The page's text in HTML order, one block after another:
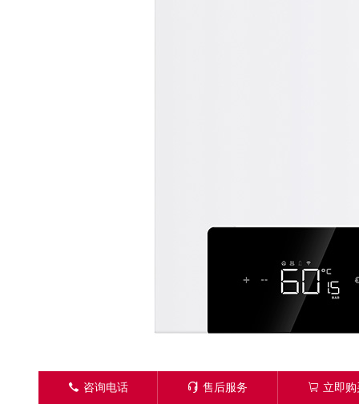
󦁁 咨询电话 󦑱 售后服务 󦂱 立即购